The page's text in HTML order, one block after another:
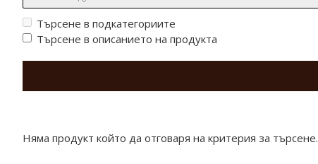
Търсене в подкатегориите
Търсене в описанието на продукта
Няма продукт който да отговаря на критерия за търсене.